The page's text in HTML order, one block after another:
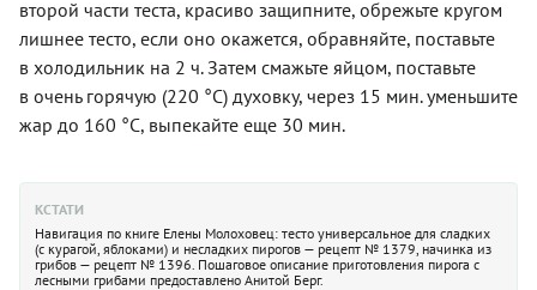
второй части теста, красиво защипните, обрежьте кругом
лишнее тесто, если оно окажется, обравняйте, поставьте
в холодильник на 2 ч. Затем смажьте яйцом, поставьте
в очень горячую (220 °С) духовку, через­ 15 мин. уменьшите
жар до 160 °С, выпекайте еще 30 мин.
КСТАТИ
Навигация по книге Елены Молоховец: тесто универсальное для сладких
(с курагой, яблоками) и несладких пирогов — рецепт № 1379, начинка из
грибов — рецепт № 1396. Пошаговое описание приготовления пирога с
лесными грибами предоставлено Анитой Берг.